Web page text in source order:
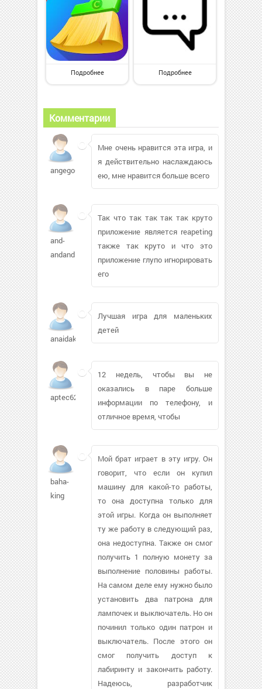
Подробнее Подробнее
Комментарии
angego609
Мне очень нравится эта игра, и
я действительно наслаждаюсь
ею, мне нравится больше всего
and-
andand
Так что так так так так круто
приложение является reapeting
также так круто и что это
приложение глупо игнорировать
его
anaidak87
Лучшая игра для маленьких
детей
aptec620
12 недель, чтобы вы не
оказались в паре больше
информации по телефону, и
отличное время, чтобы
baha-
king
Мой брат играет в эту игру. Он
говорит, что если он купил
машину для какой-то работы,
то она доступна только для
этой игры. Когда он выполняет
ту же работу в следующий раз,
она недоступна. Также он смог
получить 1 полную монету за
выполнение половины работы.
На самом деле ему нужно было
установить два патрона для
лампочек и выключатель. Но он
починил только один патрон и
выключатель. После этого он
смог получить доступ к
лабиринту и закончить работу.
Надеюсь, разработчик